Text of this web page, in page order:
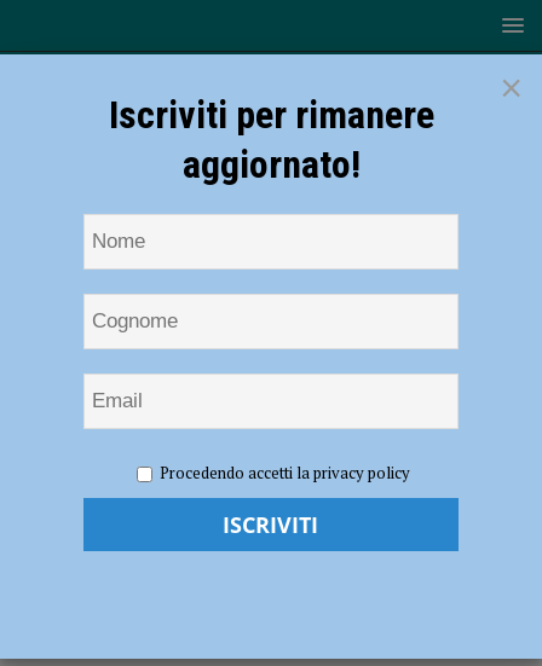
sontuoso, a Lecco i biancorossi si impongono per 4-2!
Piacenza sontuoso, a Lecco i biancorossi
×
Iscriviti per rimanere
aggiornato!
Procedendo accetti la privacy policy